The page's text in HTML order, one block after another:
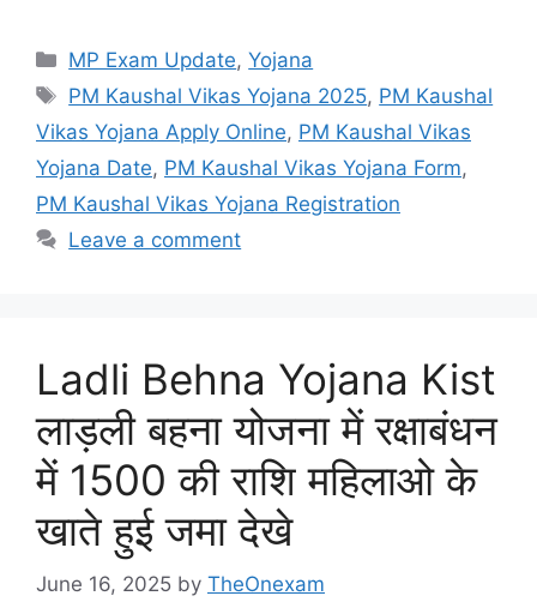
Categories
MP Exam Update,Yojana
Tags
PM Kaushal Vikas Yojana 2025, PM Kaushal
Vikas Yojana Apply Online, PM Kaushal Vikas
Yojana Date, PM Kaushal Vikas Yojana Form,
PM Kaushal Vikas Yojana Registration
Leave a comment
Ladli Behna Yojana Kist
लाड़ली बहना योजना में रक्षाबंधन
में 1500 की राशि महिलाओ के
खाते हुई जमा देखे
June 16, 2025 by TheOnexam